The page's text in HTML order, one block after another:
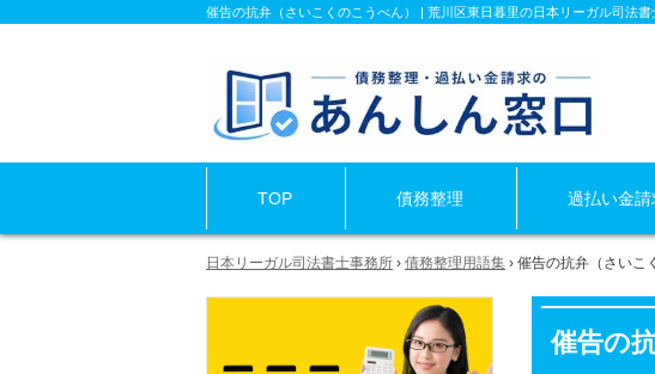
催告の抗弁（さいこくのこうべん） | 荒川区東日暮里の日本リーガル司法書
TOP 債務整理 過払い金請
日本リーガル司法書士事務所 › 債務整理用語集 › 催告の抗弁（さいこ
催告の